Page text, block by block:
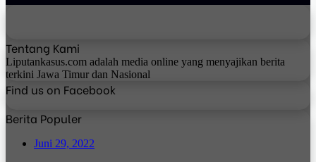
Tentang Kami
Liputankasus.com adalah media online yang menyajikan berita
terkini Jawa Timur dan Nasional
Find us on Facebook
Berita Populer
Juni 29, 2022